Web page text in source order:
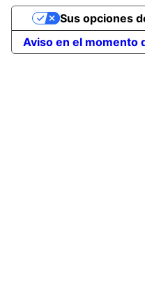
Aviso en el momento
Sus opciones